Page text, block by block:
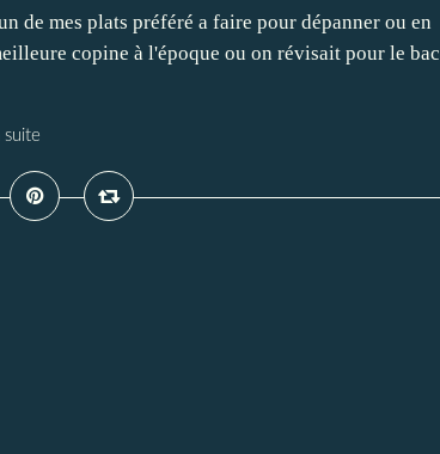
de mes plats préféré a faire pour dépanner ou en
copine à l'époque ou on révisait pour le bac
suite